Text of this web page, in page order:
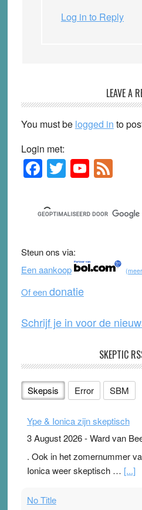
Log in to Reply
LEAVE A
You must be logged in to
Login met:
Primary
Sidebar
F
a
c
e
b
o
o
k
T
wi
tt
er
Y
o
u
T
b
e
F
e
d
Steun ons via:
Een aankoop
Of eendonatie
Schrijf je in voor de
SKEPTIC
Skepsis Error SBM
Ype & Ionica zijn skeptisch
3 August 2026-Ward van
. Ook in het zomernummer
Ionica weer skeptisch … [...]
No Title